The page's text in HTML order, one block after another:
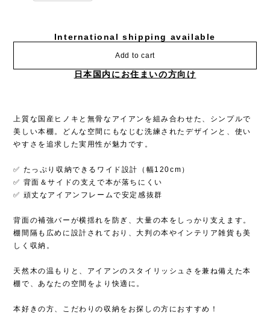
上質な国産ヒノキと無骨なアイアンを組み合わせた、シンプルで
やすさを追求した実用性が魅力です。
✅ 背面＆サイドの支えで本が落ちにくい
✅ 頑丈なアイアンフレームで安定感抜群
棚間隔も広めに設計されており、大判の本やインテリア雑貨も美
しく収納。
棚で、あなたの空間をより快適に。
本好きの方、こだわりの収納をお探しの方におすすめ！
【サイズ（約）】
全体：幅１２０㎝ｘ奥行２９.５㎝ｘ高７７㎝
棚間隔：下段３３㎝ｘ中段２５㎝